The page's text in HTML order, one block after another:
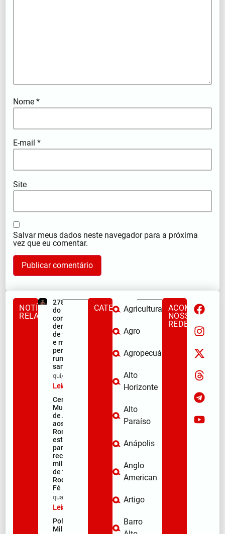
Nome*
E-mail*
Site
Salvar meus dados neste navegador para a próxima
vez que eu comentar.
NOTÍCIAS
RELACIONADAS
278ª Romaria
do Muquém
começa com
demonstração
de fé, emoção
e milhares de
peregrinos
rumo ao
santuário
qui/08/2026
Leia mais »
Centro
Municipal
de Apoio
aos
Romeiros
está pronto
para
receber
milhares
de fiéis na
Rodovia da
Fé
qua/08/2026
Leia mais »
Polícia
Militar de
CATEGORIASAgricultura
Agro
Agropecuária
Alto
Horizonte
Alto
Paraíso
Anápolis
Anglo
American
Artigo
Barro
ACOMPANHE
NOSSAS
REDES